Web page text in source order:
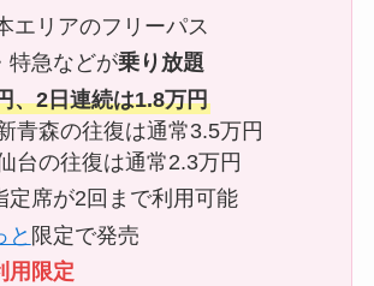
エリアのフリーパス
特急などが乗り放題
、2日連続は1.8万円
青森の往復は通常3.5万円
台の往復は通常2.3万円
定席が2回まで利用可能
と 限定で発売
用限定